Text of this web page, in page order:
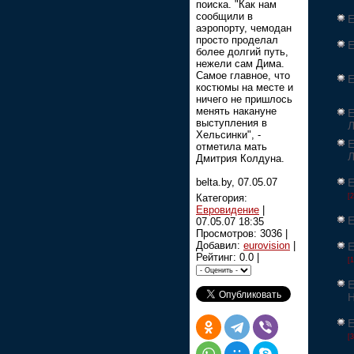
поиска. "Как нам
сообщили в
аэропорту, чемодан
просто проделал
более долгий путь,
нежели сам Дима.
Самое главное, что
костюмы на месте и
ничего не пришлось
менять накануне
выступления в
Хельсинки", -
отметила мать
Дмитрия Колдуна.
belta.by, 07.05.07
Категория:
Евровидение
07.05.07 18:35
Просмотров: 3036 |
Добавил: eurovision
Рейтинг: 0.0 |